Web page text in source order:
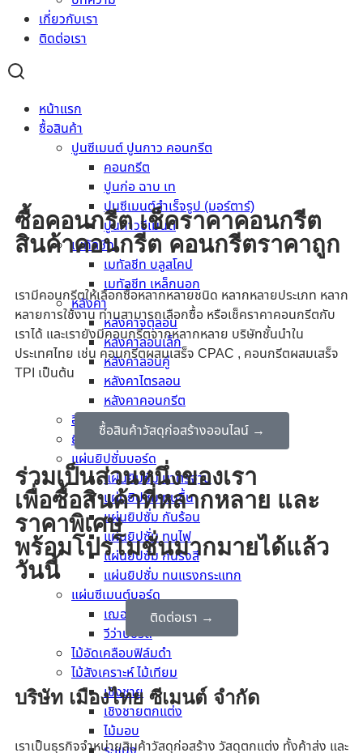
เกี่ยวกับเรา
ติดต่อเรา
หน้าแรก
ซื้อสินค้า
ปูนซีเมนต์ ปูนกาว คอนกรีต
คอนกรีต
ปูนก่อ ฉาบ เท
ปูนซีเมนต์สำเร็จรูป (มอร์ตาร์)
ปูนกาวซีเมนต์
เมทัลชีท
เมทัลชีท บลูสโคป
เมทัลชีท เหล็กนอก
หลังคา
หลังคาจตุลอน
หลังคาลอนเล็ก
หลังคาลอนคู่
หลังคาไตรลอน
หลังคาคอนกรีต
อิฐมวลเบา
ยิปซัม มังกร
แผ่นยิปซั่มบอร์ด
แผ่นยิปซั่ม มาตรฐาน
แผ่นยิปซั่ม ทนชื้น
แผ่นยิปซั่ม กันร้อน
แผ่นยิปซั่ม ทนไฟ
แผ่นยิปซั่ม กันรังสี
แผ่นยิปซั่ม ทนแรงกระแทก
แผ่นซีเมนต์บอร์ด
เฌอร่าบอร์ด
วีว่าบอร์ด
ไม้อัดเคลือบฟิล์มดำ
ไม้สังเคราะห์ ไม้เทียม
เชิงชาย
เชิงชายตกแต่ง
ไม้มอบ
ประตู วงกบ
เคมีก่อสร้าง
งานกันซึม
งานพื้น
งานอุดรอยต่อและยึดติด
น้ำยาผสม
น้ำยาเคลือบและป้องกันผื้นผิว
ซื้อคอนกรีต เช็คราคาคอนกรีต
สินค้าคอนกรีต คอนกรีตราคาถูก
เรามีคอนกรีตให้เลือกซื้อหลากหลายชนิด หลากหลายประเภท หลาก
หลายการใช้งาน ท่านสามารถเลือกซื้อ หรือเช็คราคาคอนกรีตกับ
เราได้ และเรายังมีคอนกรีตจากหลากหลาย บริษัทชั้นนำใน
ประเทศไทย เช่น คอนกรีตผสมเสร็จ CPAC , คอนกรีตผสมเสร็จ
TPI เป็นต้น
ซื้อสินค้าวัสดุก่อสร้างออนไลน์ →
ร่วมเป็นส่วนหนึ่งของเรา
เพื่อซื้อสินค้าที่หลากหลาย และ
ราคาพิเศษ
พร้อมโปรโมชั่นมากมายได้แล้ว
วันนี้
ติดต่อเรา →
บริษัท เมืองไทย ซีเมนต์ จำกัด
เราเป็นธุรกิจจำหน่ายสินค้าวัสดุก่อสร้าง วัสดุตกแต่ง ทั้งค้าส่ง และ